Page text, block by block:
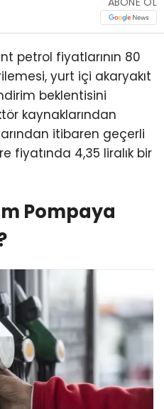
petrol fiyatlarının 80
yurt içi akaryakıt
beklentisini
kaynaklarından
itibaren geçerli
fiyatında 4,35 liralık bir
Pompaya